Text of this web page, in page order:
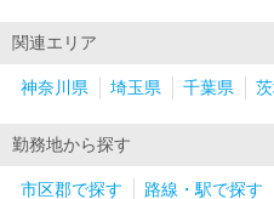
関連エリア
神奈川県 埼玉県 千葉県
勤務地から探す
市区郡で探す 路線・駅で探す